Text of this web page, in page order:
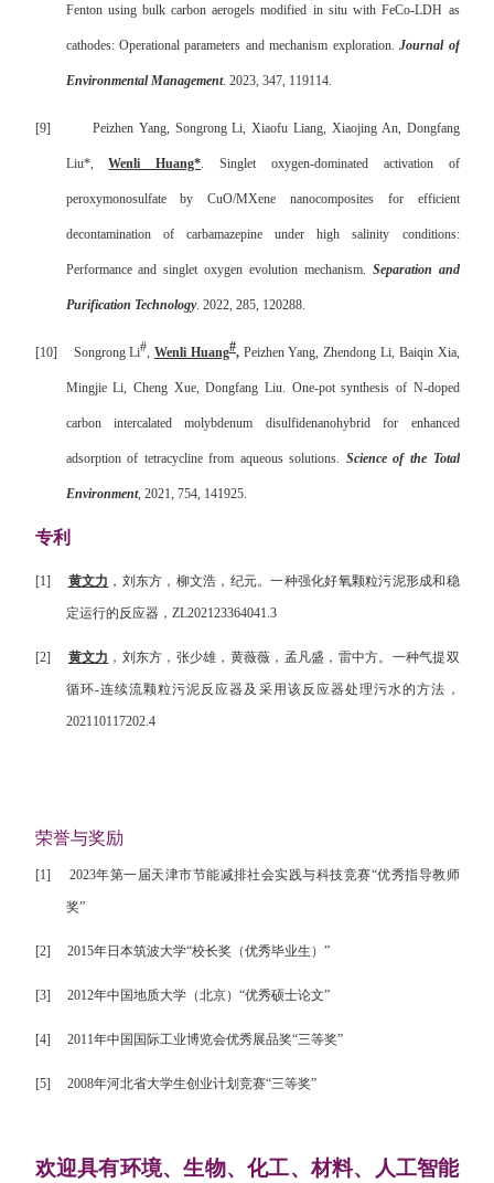
Fenton using bulk carbon aerogels modified in situ with FeCo-LDH as
cathodes: Operational parameters and mechanism exploration.Journal of
Environmental Management. 2023, 347, 119114.
[9] Peizhen Yang, Songrong Li, Xiaofu Liang, Xiaojing An, Dongfang
Liu*,Wenli Huang* . Singlet oxygen-dominated activation of
peroxymonosulfate by CuO/MXene nanocomposites for efficient
decontamination of carbamazepine under high salinity conditions:
Performance and singlet oxygen evolution mechanism. Separation and
Purification Technology. 2022, 285, 120288.
[10] Songrong Li# ,Wenli Huang#,Peizhen Yang, Zhendong Li, Baiqin Xia,
Mingjie Li, Cheng Xue, Dongfang Liu. One-pot synthesis of N-doped
carbon intercalated molybdenum disulfidenanohybrid for enhanced
adsorption of tetracycline from aqueous solutions. Science of the Total
Environment, 2021, 754, 141925.
专利
[1] 黄文力 ，刘东方，柳文浩，纪元。一种强化好氧颗粒污泥形成和稳
定运行的反应器， ZL202123364041.3
[2] 黄文力 ，刘东方，张少雄，黄薇薇，孟凡盛，雷中方。 一种气提双
循环-连续流颗粒污泥反应器及采用该反应器处理污水的方法，
202110117202.4
荣誉与奖励
[1] 2023年第一届天津市节能减排社会实践与科技竞赛“优秀指导教师
奖”
[2] 2015年日本筑波大学“校长奖（优秀毕业生）”
[3] 2012年中国地质大学（北京）“优秀硕士论文”
[4] 2011年中国国际工业博览会优秀展品奖“三等奖”
[5] 2008年河北省大学生创业计划竞赛“三等奖”
欢迎具有环境、生物、化工、材料、人工智能